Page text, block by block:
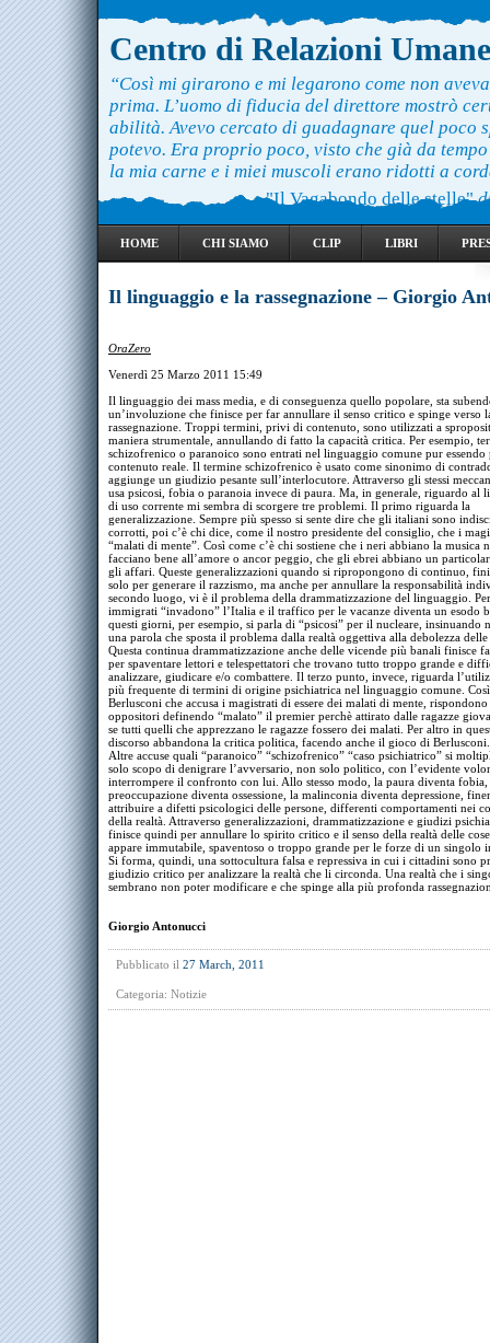
Centro di Relazioni Umane
“Così mi girarono e mi legarono come non
prima. L’uomo di fiducia del direttore mostrò
abilità. Avevo cercato di guadagnare quel poco
potevo. Era proprio poco, visto che già da
la mia carne e i miei muscoli erano ridotti a
"Il Vagabondo delle stelle"
HOME CHI SIAMO CLIP LIBRI
Il linguaggio e la rassegnazione – Giorgio
OraZero
Venerdì 25 Marzo 2011 15:49
Il linguaggio dei mass media, e di conseguenza quello popolare, sta
un’involuzione che finisce per far annullare il senso critico e spinge verso
rassegnazione. Troppi termini, privi di contenuto, sono utilizzati a
maniera strumentale, annullando di fatto la capacità critica. Per esempio,
schizofrenico o paranoico sono entrati nel linguaggio comune pur
contenuto reale. Il termine schizofrenico è usato come sinonimo di
aggiunge un giudizio pesante sull’interlocutore. Attraverso gli stessi
usa psicosi, fobia o paranoia invece di paura. Ma, in generale, riguardo al
di uso corrente mi sembra di scorgere tre problemi. Il primo riguarda la
generalizzazione. Sempre più spesso si sente dire che gli italiani sono
corrotti, poi c’è chi dice, come il nostro presidente del consiglio, che i
“malati di mente”. Così come c’è chi sostiene che i neri abbiano la musica
facciano bene all’amore o ancor peggio, che gli ebrei abbiano un
gli affari. Queste generalizzazioni quando si ripropongono di continuo,
solo per generare il razzismo, ma anche per annullare la responsabilità
secondo luogo, vi è il problema della drammatizzazione del linguaggio.
immigrati “invadono” l’Italia e il traffico per le vacanze diventa un esodo
questi giorni, per esempio, si parla di “psicosi” per il nucleare, insinuando
una parola che sposta il problema dalla realtà oggettiva alla debolezza delle
Questa continua drammatizzazione anche delle vicende più banali finisce
per spaventare lettori e telespettatori che trovano tutto troppo grande e
analizzare, giudicare e/o combattere. Il terzo punto, invece, riguarda
più frequente di termini di origine psichiatrica nel linguaggio comune.
Berlusconi che accusa i magistrati di essere dei malati di mente,
oppositori definendo “malato” il premier perchè attirato dalle ragazze
se tutti quelli che apprezzano le ragazze fossero dei malati. Per altro in
discorso abbandona la critica politica, facendo anche il gioco di Berlusconi.
Altre accuse quali “paranoico” “schizofrenico” “caso psichiatrico” si
solo scopo di denigrare l’avversario, non solo politico, con l’evidente
interrompere il confronto con lui. Allo stesso modo, la paura diventa fobia,
preoccupazione diventa ossessione, la malinconia diventa depressione,
attribuire a difetti psicologici delle persone, differenti comportamenti nei
della realtà. Attraverso generalizzazioni, drammatizzazione e giudizi
finisce quindi per annullare lo spirito critico e il senso della realtà delle
appare immutabile, spaventoso o troppo grande per le forze di un singolo
Si forma, quindi, una sottocultura falsa e repressiva in cui i cittadini sono
giudizio critico per analizzare la realtà che li circonda. Una realtà che i
sembrano non poter modificare e che spinge alla più profonda
Giorgio Antonucci
Pubblicato il 27 March, 2011
Categoria: Notizie